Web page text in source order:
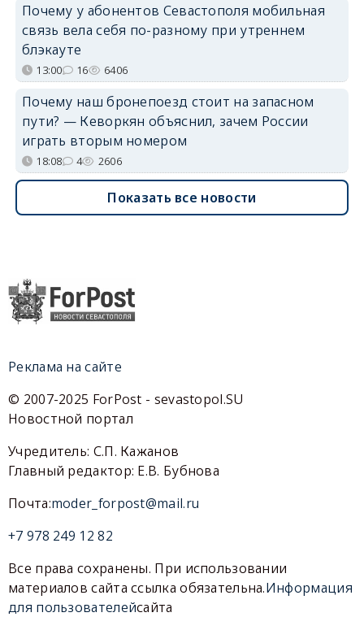
Почему у абонентов Севастополя мобильная
связь вела себя по-разному при утреннем
блэкауте
13:00 16 6406
Почему наш бронепоезд стоит на запасном
пути? — Кеворкян объяснил, зачем России
играть вторым номером
18:08 4 2606
Показать все новости
Реклама на сайте
© 2007-2025 ForPost - sevastopol.SU
Новостной портал
Учредитель: С.П. Кажанов
Главный редактор: Е.В. Бубнова
Почта:moder_forpost@mail.ru
+7 978 249 12 82
Все права сохранены. При использовании
материалов сайта ссылка обязательна.Информация
для пользователейсайта